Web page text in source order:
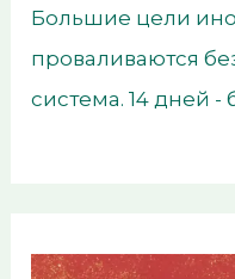
Большие цели
проваливаются
система. 14 дней -